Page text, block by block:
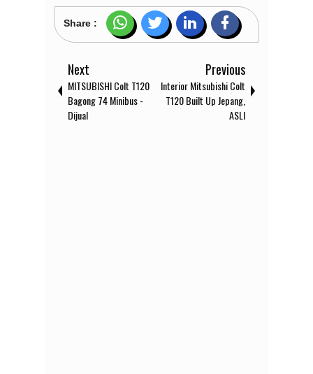
Share :
Next
MITSUBISHI Colt T120
Bagong 74 Minibus -
Dijual
Previous
Interior Mitsubishi Colt
T120 Built Up Jepang,
ASLI